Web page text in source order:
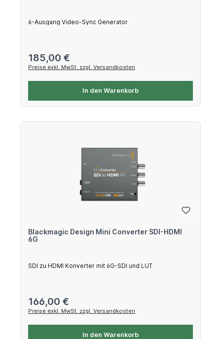
6-Ausgang Video-Sync Generator
Regulärer Preis:
185,00 €
Preise exkl. MwSt. zzgl. Versandkosten
In den Warenkorb
Blackmagic Design Mini Converter SDI-HDMI
6G
SDI zu HDMI Konverter mit 6G-SDI und LUT
Regulärer Preis:
166,00 €
Preise exkl. MwSt. zzgl. Versandkosten
In den Warenkorb